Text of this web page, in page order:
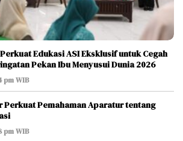
Edukasi ASI Eksklusif untuk Cegah
Pekan Ibu Menyusui Dunia 2026
pm WIB
Perkuat Pemahaman Aparatur tentang
pm WIB